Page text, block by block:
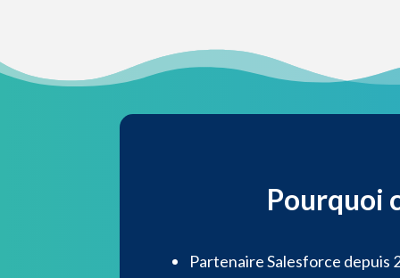
Pourquoi
Partenaire Salesforce depuis